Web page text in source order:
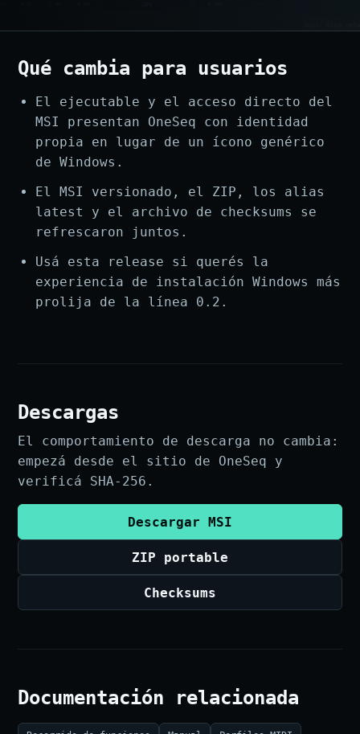
Qué cambia para usuarios
El ejecutable y el acceso directo del
MSI presentan OneSeq con identidad
propia en lugar de un ícono genérico
de Windows.
El MSI versionado, el ZIP, los alias
latest y el archivo de checksums se
refrescaron juntos.
Usá esta release si querés la
experiencia de instalación Windows más
prolija de la línea 0.2.
Descargas
El comportamiento de descarga no cambia:
empezá desde el sitio de OneSeq y
verificá SHA-256.
Descargar MSI
ZIP portable
Checksums
Documentación relacionada